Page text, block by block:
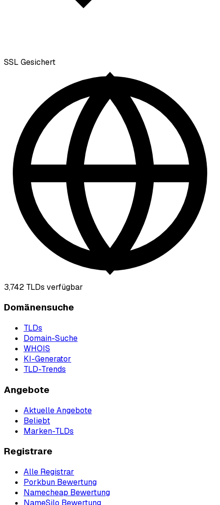
SSL Gesichert
3,742 TLDs verfügbar
Domänensuche
TLDs
Domain-Suche
WHOIS
KI-Generator
TLD-Trends
Angebote
Aktuelle Angebote
Beliebt
Marken-TLDs
Registrare
Alle Registrar
Porkbun Bewertung
Namecheap Bewertung
NameSilo Bewertung